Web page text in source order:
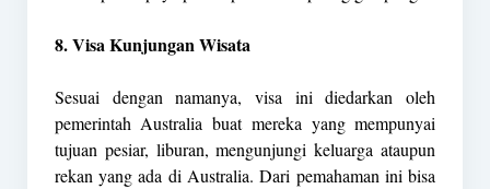
8. Visa Kunjungan Wisata
Sesuai dengan namanya, visa ini diedarkan oleh
pemerintah Australia buat mereka yang mempunyai
tujuan pesiar, liburan, mengunjungi keluarga ataupun
rekan yang ada di Australia. Dari pemahaman ini bisa